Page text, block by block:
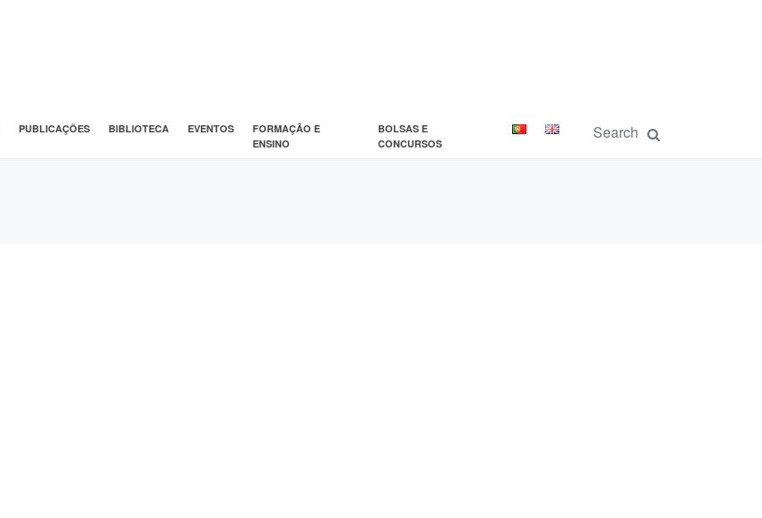
PUBLICAÇÕES BIBLIOTECA EVENTOS
FORMAÇÃO E
ENSINO
BOLSAS E
CONCURSOS